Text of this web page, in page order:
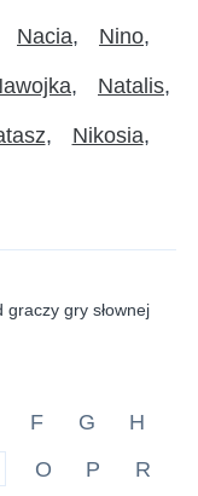
Nacia Nino
Natalis
Nikosia
gry słownej
F G
H
O P R